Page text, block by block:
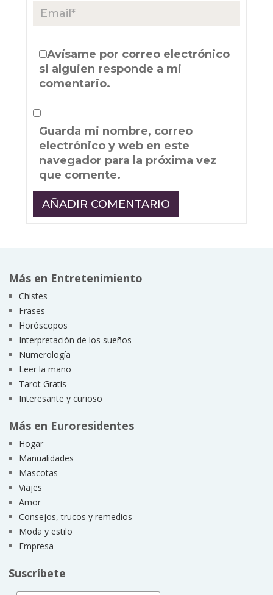
Avísame por correo electrónico
si alguien responde a mi
comentario.
Guarda mi nombre, correo
electrónico y web en este
navegador para la próxima vez
que comente.
Más en Entretenimiento
Chistes
Frases
Horóscopos
Interpretación de los sueños
Numerología
Leer la mano
Tarot Gratis
Interesante y curioso
Más en Euroresidentes
Hogar
Manualidades
Mascotas
Viajes
Amor
Consejos, trucos y remedios
Moda y estilo
Empresa
Suscríbete